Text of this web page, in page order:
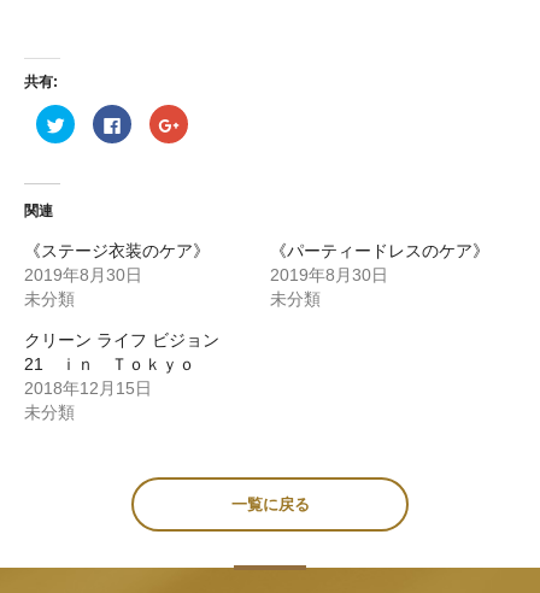
共有:
ク
リッ
(新
し
い
ウィ
ン
ウ
で
開
き
ま
す)
Facebook
で
リッ
ク
し
さ
い
(新
し
い
き
ま
す)
ク
リッ
(新
し
ウ
で
開
関連
《ステージ衣装のケア》
2019年8月30日
未分類
《パーティードレスのケア》
2019年8月30日
未分類
クリーン ライフ ビジョン
21 ｉｎ Ｔｏｋｙｏ
2018年12月15日
未分類
一覧に戻る